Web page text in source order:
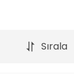
Sırala